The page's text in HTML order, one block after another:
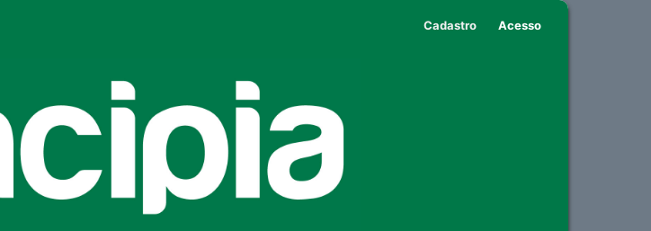
Cadastro Acesso